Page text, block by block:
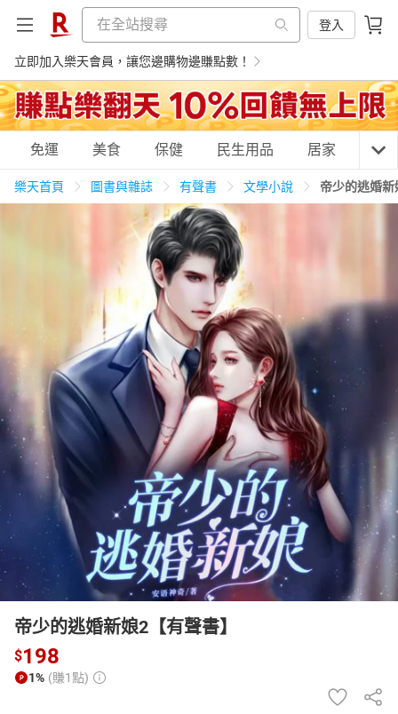
登入
立即加入樂天會員，讓您邊購物邊賺點數！
購物網分類
美食蛋糕 養生保健
3C家電 運動休閒 親子玩具
女裝 男裝 化妝保養 情趣用品
日本購物 電子/紙本書
HOT
免運 美食 保健 民生用品 居家 3C
樂天首頁 圖書與雜誌 有聲書 文學小說 帝少的逃婚
帝少的逃婚新娘2【有聲書】
$198
1% (賺1點)